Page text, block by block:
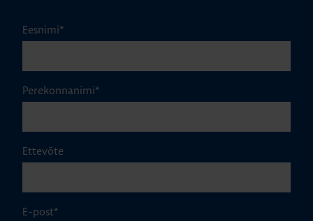
Eesnimi*
Perekonnanimi*
Ettevõte
E-post*